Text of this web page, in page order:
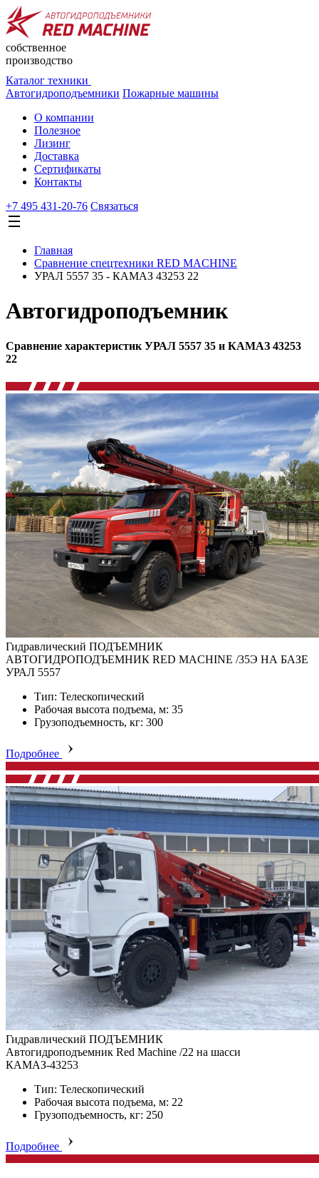
собственное
производство
Каталог техники
Автогидроподъемники Пожарные машины
О компании
Полезное
Лизинг
Доставка
Сертификаты
Контакты
+7 495 431-20-76 Cвязаться
Главная
Сравнение спецтехники RED MACHINE
УРАЛ 5557 35 - КАМАЗ 43253 22
Автогидроподъемник
Сравнение характеристик УРАЛ 5557 35 и КАМАЗ 43253
22
Гидравлический ПОДЪЕМНИК
АВТОГИДРОПОДЪЕМНИК RED MACHINE /35Э НА БАЗЕ
УРАЛ 5557
Тип: Телескопический
Рабочая высота подъема, м: 35
Грузоподъемность, кг: 300
Подробнее
Гидравлический ПОДЪЕМНИК
Автогидроподъемник Red Machine /22 на шасси
КАМАЗ-43253
Тип: Телескопический
Рабочая высота подъема, м: 22
Грузоподъемность, кг: 250
Подробнее